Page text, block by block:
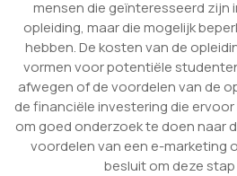
mensen die geïnteresseerd zijn
opleiding, maar die mogelijk
hebben. De kosten van de
vormen voor potentiële
afwegen of de voordelen van de
de financiële investering die ervoor
om goed onderzoek te doen naar
voordelen van een e-marketing
besluit om deze